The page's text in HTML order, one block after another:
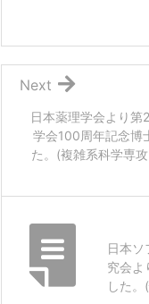
日本薬理学会より
学会100周年記念博
た。(複雑系科学専
Next
日本
究会よ
した